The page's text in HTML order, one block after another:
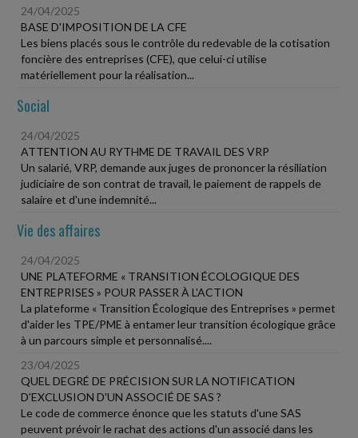
24/04/2025
BASE D'IMPOSITION DE LA CFE
Les biens placés sous le contrôle du redevable de la cotisation
foncière des entreprises (CFE), que celui-ci utilise
matériellement pour la réalisation...
Social
24/04/2025
ATTENTION AU RYTHME DE TRAVAIL DES VRP
Un salarié, VRP, demande aux juges de prononcer la résiliation
judiciaire de son contrat de travail, le paiement de rappels de
salaire et d'une indemnité...
Vie des affaires
24/04/2025
UNE PLATEFORME « TRANSITION ÉCOLOGIQUE DES
ENTREPRISES » POUR PASSER À L'ACTION
La plateforme « Transition Écologique des Entreprises » permet
d'aider les TPE/PME à entamer leur transition écologique grâce
à un parcours simple et personnalisé....
23/04/2025
QUEL DEGRÉ DE PRÉCISION SUR LA NOTIFICATION
D'EXCLUSION D'UN ASSOCIÉ DE SAS ?
Le code de commerce énonce que les statuts d'une SAS
peuvent prévoir le rachat des actions d'un associé dans les